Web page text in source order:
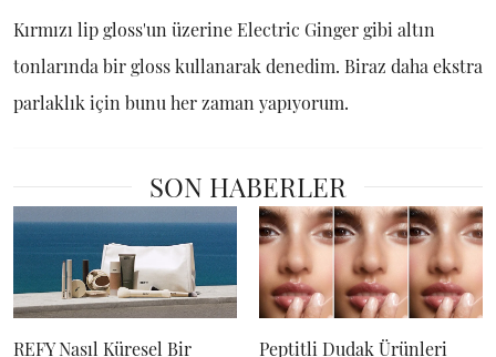
Kırmızı lip gloss'un üzerine Electric Ginger gibi altın
tonlarında bir gloss kullanarak denedim. Biraz daha ekstra
parlaklık için bunu her zaman yapıyorum.
SON HABERLER
REFY Nasıl Küresel Bir
Peptitli Dudak Ürünleri